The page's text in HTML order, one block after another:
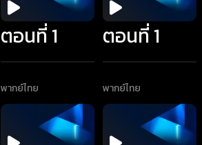
ตอนที่ 1
พากย์ไทย
ตอนที่ 1
พากย์ไทย